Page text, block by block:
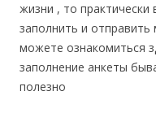
жизни , то
заполнить и отправить
можете ознакомиться
заполнение анкеты
полезно